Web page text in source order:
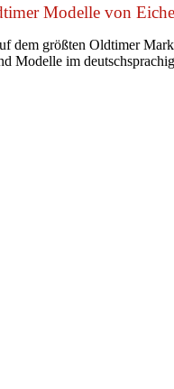
Modelle von
dem größten Oldtimer
Modelle im